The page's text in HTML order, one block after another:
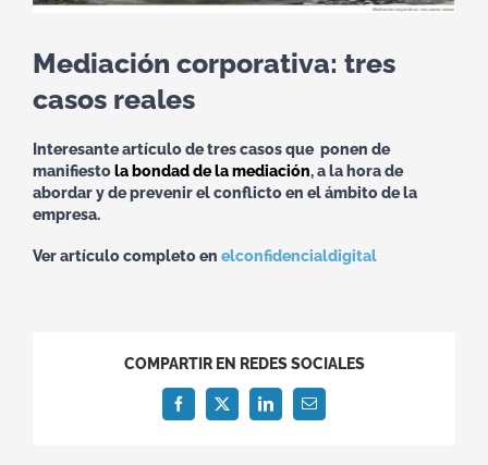
Mediación corporativa: tres
casos reales
Interesante artículo de tres casos que ponen de
manifiestola bondad de la mediación, a la hora de
abordar y de prevenir el conflicto en el ámbito de la
empresa.
Ver artículo completo en elconfidencialdigital
COMPARTIR EN REDES SOCIALES
Facebook
X LinkedInCorreo
electrónico